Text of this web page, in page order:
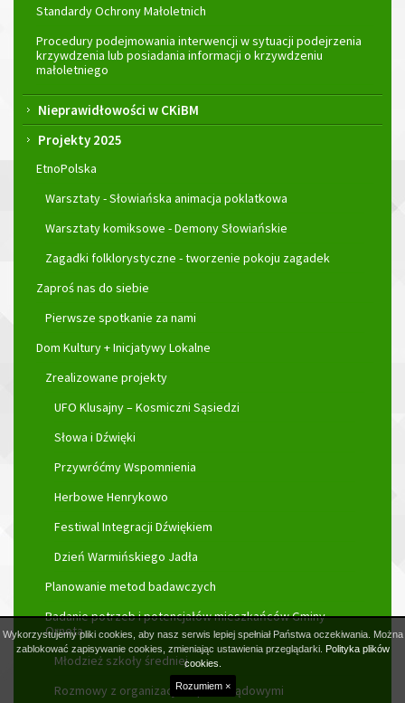
Standardy Ochrony Małoletnich
Procedury podejmowania interwencji w sytuacji podejrzenia
krzywdzenia lub posiadania informacji o krzywdzeniu
małoletniego
Nieprawidłowości w CKiBM
Projekty 2025
EtnoPolska
Warsztaty - Słowiańska animacja poklatkowa
Warsztaty komiksowe - Demony Słowiańskie
Zagadki folklorystyczne - tworzenie pokoju zagadek
Zaproś nas do siebie
Pierwsze spotkanie za nami
Dom Kultury + Inicjatywy Lokalne
Zrealizowane projekty
UFO Klusajny – Kosmiczni Sąsiedzi
Słowa i Dźwięki
Przywróćmy Wspomnienia
Herbowe Henrykowo
Festiwal Integracji Dźwiękiem
Dzień Warmińskiego Jadła
Planowanie metod badawczych
Badanie potrzeb i potencjałów mieszkańców Gminy
Orneta
Młodzież szkoły średniej
Rozmowy z organizacjami pozarządowymi
Wykorzystujemy pliki cookies, aby nasz serwis lepiej spełniał Państwa oczekiwania. Można
zablokować zapisywanie cookies, zmieniając ustawienia przeglądarki. Polityka plików
cookies.
Rozumiem ×